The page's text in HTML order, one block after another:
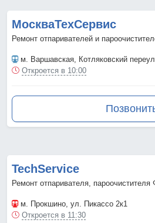
МоскваТехСервис
Ремонт отпаривателей и
м. Варшавская, Котляковский
Откроется в 10:00
TechService
Ремонт отпаривателя, пароочистителя
м. Прокшино, ул. Пикассо 2к1
Откроется в 11:30